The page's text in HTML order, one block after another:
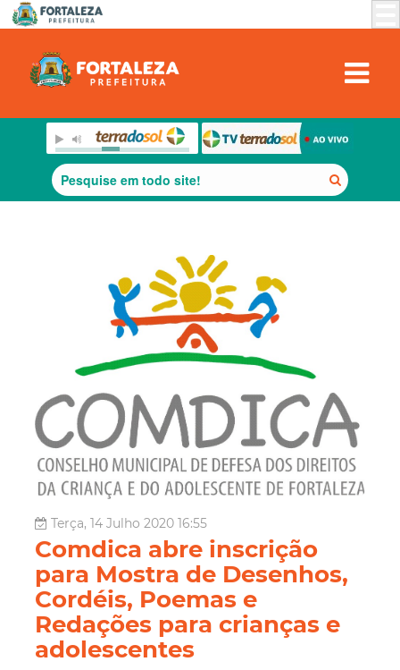
Terça, 14 Julho 2020 16:55
Comdica abre inscrição
para Mostra de Desenhos,
Cordéis, Poemas e
Redações para crianças e
adolescentes